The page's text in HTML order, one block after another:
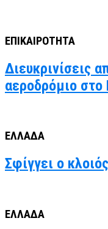
ΕΠΙΚΑΙΡΟΤΗΤΑ
Διευκρινίσεις
αεροδρόμιο στο
ΕΛΛΑΔΑ
Σφίγγει ο
ΕΛΛΑΔΑ